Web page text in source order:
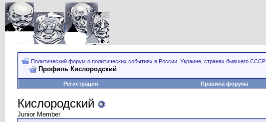
Политический форум о политических событиях в России, Украине, странах бывшего СССР.
Профиль Кислородский
Регистрация Правила форума
Кислородский
Junior Member